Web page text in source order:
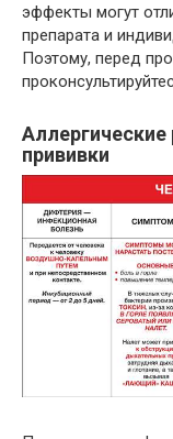
эффекты могут
препарата и
Поэтому, перед
прививки